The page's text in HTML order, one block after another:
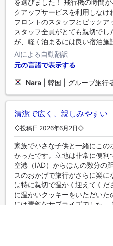
を選びました！ 飛行機の時間
クアップサービスを利用しなけ
フロントのスタッフとピックア
スタッフ全員がとても親切で
が、軽く泊まるには良い宿泊施
AIによる自動翻訳
元の言語で表示する
Nara 韓国 | グループ旅行
清潔で広く、親しみやすい
◇投稿日 2026年6月2日◇
家族で小さな子供と一緒にこの
かったです。立地は非常に便利
空港（IAD）からほんの数分の
スのおかげで旅行がさらに楽
は特に親切で温かく迎えてく
に温かいクッキーをいただいた
には素敵なサプライズでした